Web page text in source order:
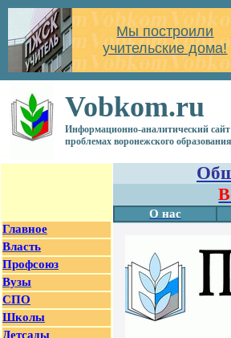
Мы построили
учительские дома!
Vobkom.ru
Информационно-аналитический
проблемах воронежского образования
Главное
Власть
Профсоюз
Вузы
СПО
Школы
Детсады
О нас